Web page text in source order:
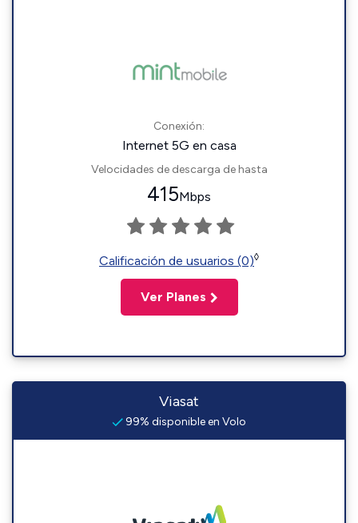
Conexión:
Internet 5G en casa
Velocidades de descarga de hasta
415Mbps
Calificación de usuarios (0)◊
Ver Planes
Viasat
99% disponible en Volo